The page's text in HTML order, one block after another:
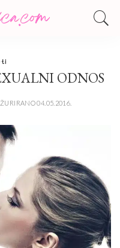
ODNOS
04.05.2016.